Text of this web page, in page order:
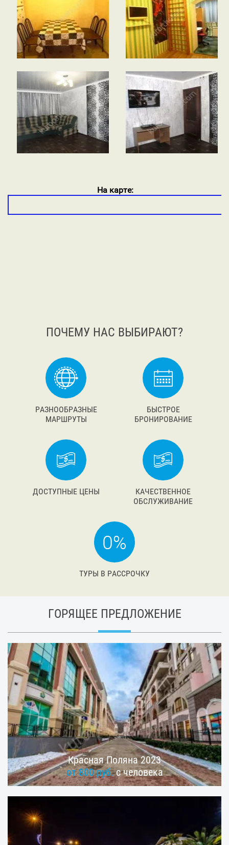
На карте:
ПОЧЕМУ НАС ВЫБИРАЮТ?
РАЗНООБРАЗНЫЕ
МАРШРУТЫ
БЫСТРОЕ
БРОНИРОВАНИЕ
ДОСТУПНЫЕ ЦЕНЫ
КАЧЕСТВЕННОЕ
ОБСЛУЖИВАНИЕ
ТУРЫ В РАССРОЧКУ
ГОРЯЩЕЕ ПРЕДЛОЖЕНИЕ
Красная Поляна 2023
от 800 руб.с человека